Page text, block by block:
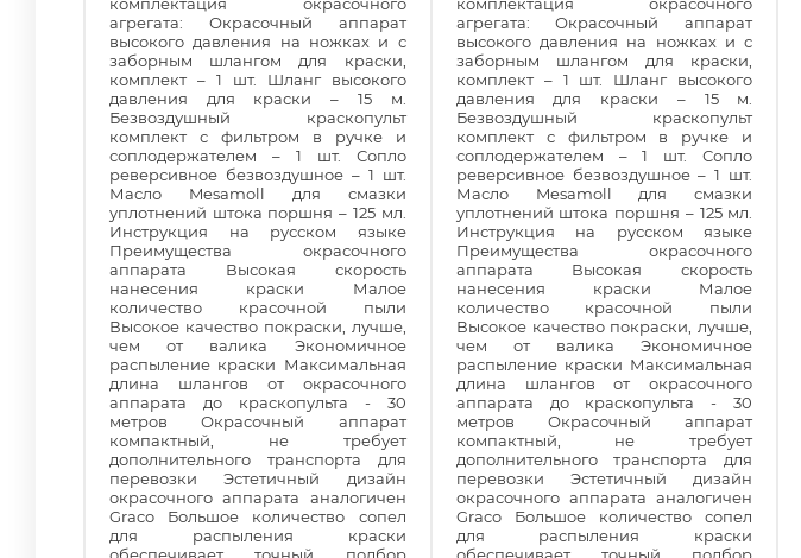
агрегата: Окрасочный аппарат
высокого давления на ножках и с
заборным шлангом для краски,
комплект – 1 шт. Шланг высокого
давления для краски – 15 м.
Безвоздушный краскопульт
комплект с фильтром в ручке и
соплодержателем – 1 шт. Сопло
реверсивное безвоздушное – 1 шт.
Масло Mesamoll для смазки
уплотнений штока поршня – 125 мл.
Инструкция на русском языке
Преимущества окрасочного
аппарата Высокая скорость
нанесения краски Малое
количество красочной пыли
Высокое качество покраски, лучше,
чем от валика Экономичное
распыление краски Максимальная
длина шлангов от окрасочного
аппарата до краскопульта - 30
метров Окрасочный аппарат
компактный, не требует
дополнительного транспорта для
перевозки Эстетичный дизайн
окрасочного аппарата аналогичен
Graco Большое количество сопел
для распыления краски
обеспечивает точный подбор
агрегата: Окрасочный аппарат
высокого давления на ножках и с
заборным шлангом для краски,
комплект – 1 шт. Шланг высокого
давления для краски – 15 м.
Безвоздушный краскопульт
комплект с фильтром в ручке и
соплодержателем – 1 шт. Сопло
реверсивное безвоздушное – 1 шт.
Масло Mesamoll для смазки
уплотнений штока поршня – 125 мл.
Инструкция на русском языке
Преимущества окрасочного
аппарата Высокая скорость
нанесения краски Малое
количество красочной пыли
Высокое качество покраски, лучше,
чем от валика Экономичное
распыление краски Максимальная
длина шлангов от окрасочного
аппарата до краскопульта - 30
метров Окрасочный аппарат
компактный, не требует
дополнительного транспорта для
перевозки Эстетичный дизайн
окрасочного аппарата аналогичен
Graco Большое количество сопел
для распыления краски
обеспечивает точный подбор